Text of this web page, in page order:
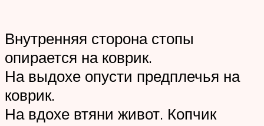
Внутренняя сторона стопы
опирается на коврик.
На выдохе опусти предплечья на
коврик.
На вдохе втяни живот. Копчик